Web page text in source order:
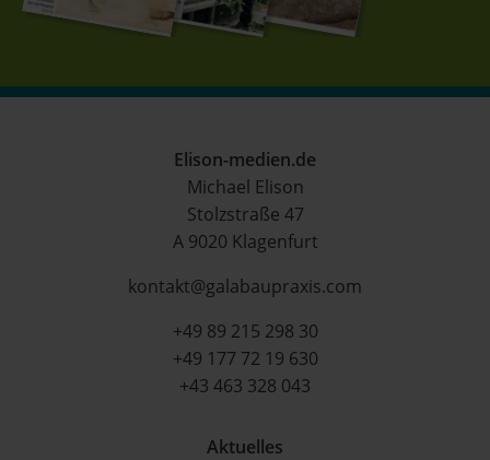
Elison-medien.de
Michael Elison
Stolzstraße 47
A 9020 Klagenfurt
kontakt@galabaupraxis.com
+49 89 215 298 30
+49 177 72 19 630
+43 463 328 043
Aktuelles